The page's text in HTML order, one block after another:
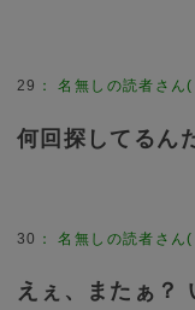
29 ：名無しの読者さん
何回探してるん
30 ：名無しの読者さん
えぇ、またぁ？